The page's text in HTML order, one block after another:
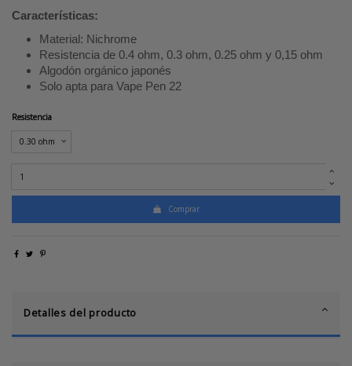
Características:
Material: Nichrome
Resistencia de 0.4 ohm, 0.3 ohm, 0.25 ohm y 0,15 ohm
Algodón orgánico japonés
Solo apta para Vape Pen 22
Resistencia
Comprar
Detalles del producto